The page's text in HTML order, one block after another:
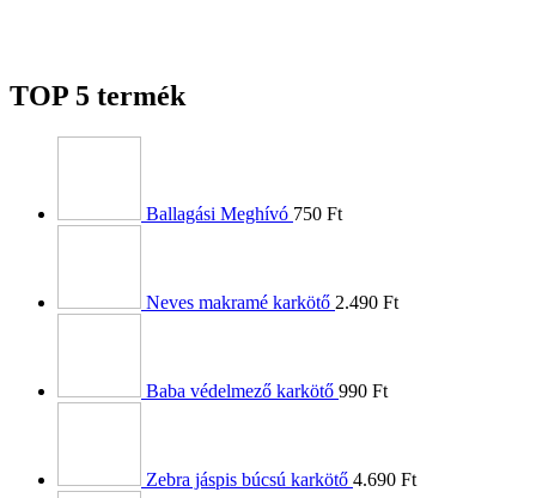
TOP 5 termék
Ballagási Meghívó 750 Ft
Neves makramé karkötő 2.490 Ft
Baba védelmező karkötő 990 Ft
Zebra jáspis búcsú karkötő 4.690 Ft